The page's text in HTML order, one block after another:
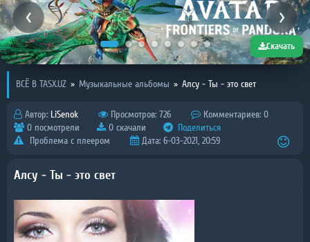
Скачать
ВСЁ В TASX.UZ » Музыкальные альбомы » Алсу - Ты - это свет
Автор: LiSenok Просмотров: 726
Комментариев: 0
0 посмотрели
0 скачали
Поделиться
Проблема с плеером
Дата: 6-03-2021, 20:59
Алсу - Ты - это свет